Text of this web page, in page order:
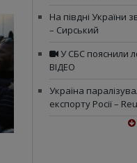
На півдні України
– Сирський
У СБС пояснили
ВІДЕО
Україна
експорту Росії –